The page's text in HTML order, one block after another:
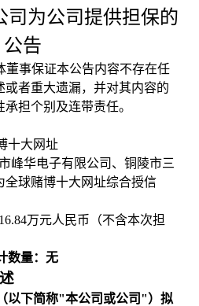
司为公司提供担保的
公告
董事保证本公告内容不存在任
或者重大遗漏，并对其内容的
担个别及连带责任。
十大网址
峰华电子有限公司、铜陵市三
全球赌博十大网址综合授信
万元人民币（不含本次担
数量：无
以下简称"本公司或公司"）拟